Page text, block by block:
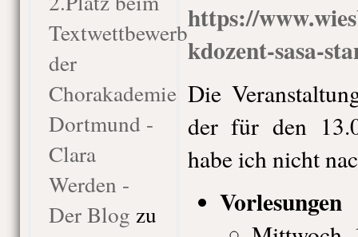
Textwettbewerb
der
Chorakademie
Dortmund -
Clara
Werden -
Der Blog zu
https://
kdozent-sasa-
Die
der für den
habe ich nicht
Vorlesungen